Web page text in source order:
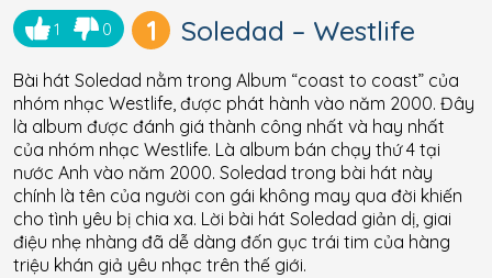
1 0 1 Soledad – Westlife
Bài hát Soledad nằm trong Album “coast to coast” của
nhóm nhạc Westlife, được phát hành vào năm 2000. Đây
là album được đánh giá thành công nhất và hay nhất
của nhóm nhạc Westlife. Là album bán chạy thứ 4 tại
nước Anh vào năm 2000. Soledad trong bài hát này
chính là tên của người con gái không may qua đời khiến
cho tình yêu bị chia xa. Lời bài hát Soledad giản dị, giai
điệu nhẹ nhàng đã dễ dàng đốn gục trái tim của hàng
triệu khán giả yêu nhạc trên thế giới.